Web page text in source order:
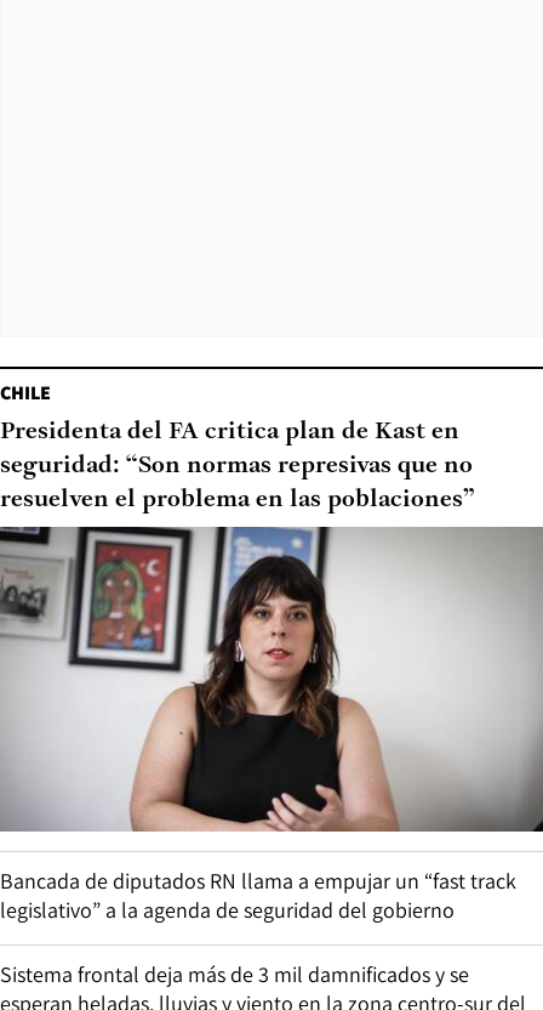
CHILE
Presidenta del FA critica plan de Kast en
seguridad: “Son normas represivas que no
resuelven el problema en las poblaciones”
Bancada de diputados RN llama a empujar un “fast track
legislativo” a la agenda de seguridad del gobierno
Sistema frontal deja más de 3 mil damnificados y se
esperan heladas, lluvias y viento en la zona centro-sur del